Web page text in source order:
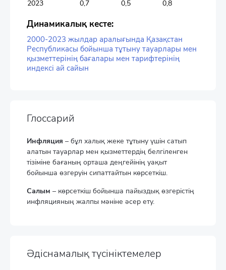
2023 0,7 0,5 0,8
Динамикалық кесте:
2000-2023 жылдар аралығында Қазақстан
Республикасы бойынша тұтыну тауарлары мен
қызметтерінің бағалары мен тарифтерінің
индексі ай сайын
Глоссарий
Инфляция – бұл халық жеке тұтыну үшін сатып
алатын тауарлар мен қызметтердің белгіленген
тізіміне бағаның орташа деңгейінің уақыт
бойынша өзгеруін сипаттайтын көрсеткіш.
Салым – көрсеткіш бойынша пайыздық өзгерістің
инфляцияның жалпы мәніне әсер ету.
Әдіснамалық түсініктемелер